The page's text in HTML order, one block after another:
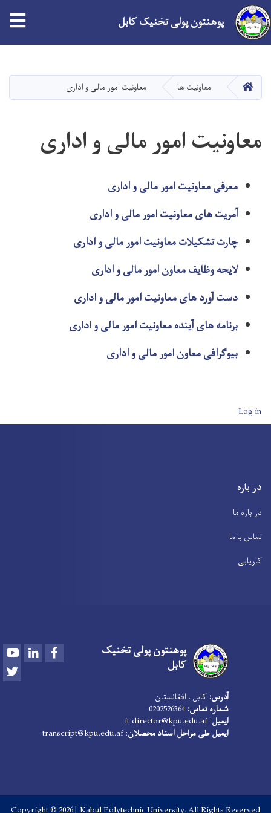
main
content
پوهنتون پولی تخنیک کابل
HOME معاونیت ها معاونیت امور مالی و اداری
معاونیت امور مالی و اداری
معرفی معاونیت امور مالی و اداری
آمریت های معاونیت امور مالی و اداری
چارت تشکیلات معاونیت امور مالی و اداری
لایحه وظایف معاون امور مالی و اداری
دست ­آورد های معاونیت امور مالی و اداری
برنامه­ های آینده معاونیت امور مالی و اداری
بیوگرافی معاون امور مالی و اداری
User account menu
Log in
در باره
در باره ما
تماس با ما
کاریابی
پوهنتون پولی تخنیک
کابل
YoutubeLinkedIn
آدرس: کابل ، افغانستان
شماره تماس:0202526364
ایمیل:
it.director@kpu.edu.af
ایمیل طی مراحل اسناد محصلان:
transcript@kpu.edu.af